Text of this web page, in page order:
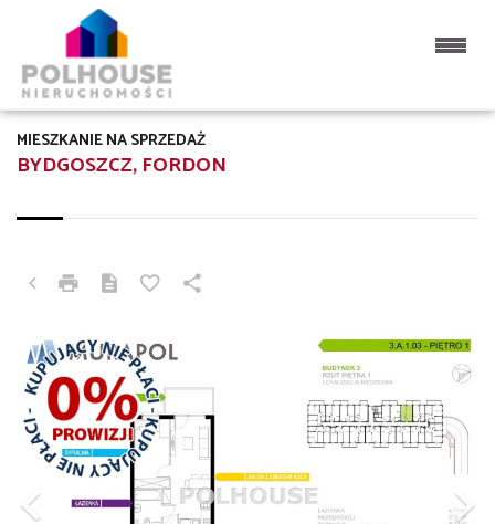
BYDGOSZCZ, FORDON
MIESZKANIE NA SPRZEDAŻ